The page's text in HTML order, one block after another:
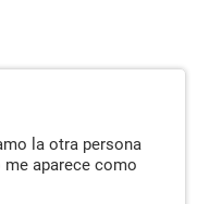
la otra persona
aparece como